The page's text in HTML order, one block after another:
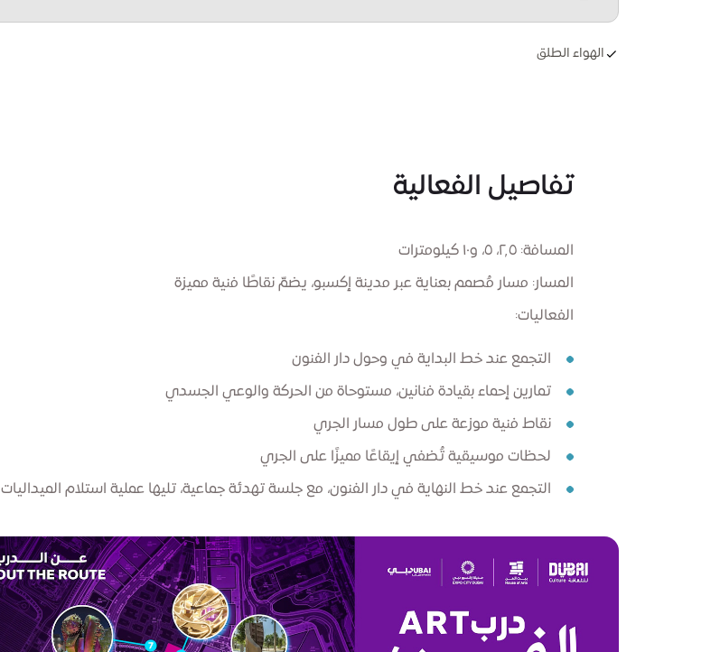
الهواء الطلق
تفاصيل الفعالية
المسافة: ٢٫٥، ٥، و١٠ كيلومترات
المسار: مسار مُصمم بعناية عبر مدينة إكسبو، يضمّ نقاطًا فنية مميزة
الفعاليات:
التجمع عند خط البداية في وحول دار الفنون
تمارين إحماء بقيادة فنانين، مستوحاة من الحركة والوعي الجسدي
نقاط فنية موزعة على طول مسار الجري
لحظات موسيقية تُضفي إيقاعًا مميزًا على الجري
التجمع عند خط النهاية في دار الفنون، مع جلسة تهدئة جماعية، تليها عملية استلام الميداليات